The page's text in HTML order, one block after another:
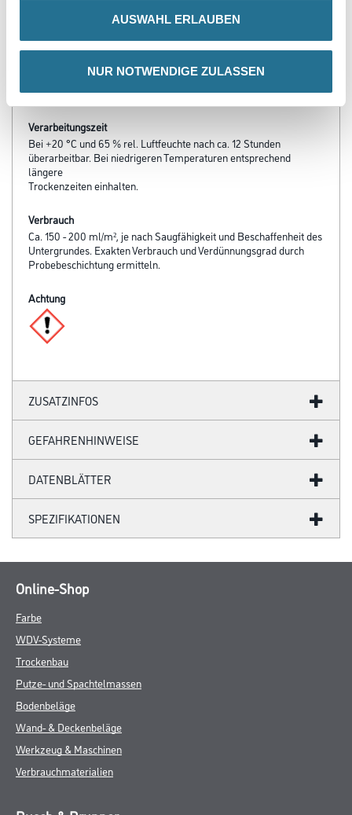
AUSWAHL ERLAUBEN
NUR NOTWENDIGE ZULASSEN
- CapaGrund Universal-W verzögert Befall und Schädigung durch
Untere Temperaturgrenze bei der Verarbeitung und Trocknung:+5
°C für Umluft und Untergrund.
Verarbeitungszeit
Bei +20 °C und 65 % rel. Luftfeuchte nach ca. 12 Stunden
überarbeitbar. Bei niedrigeren Temperaturen entsprechend
längere
Trockenzeiten einhalten.
Verbrauch
Ca. 150 - 200 ml/m², je nach Saugfähigkeit und Beschaffenheit des
Untergrundes. Exakten Verbrauch und Verdünnungsgrad durch
Probebeschichtung ermitteln.
Achtung
ZUSATZINFOS
GEFAHRENHINWEISE
DATENBLÄTTER
SPEZIFIKATIONEN
Online-Shop
Farbe
WDV-Systeme
Trockenbau
Putze- und Spachtelmassen
Bodenbeläge
Wand- & Deckenbeläge
Werkzeug & Maschinen
Verbrauchmaterialien